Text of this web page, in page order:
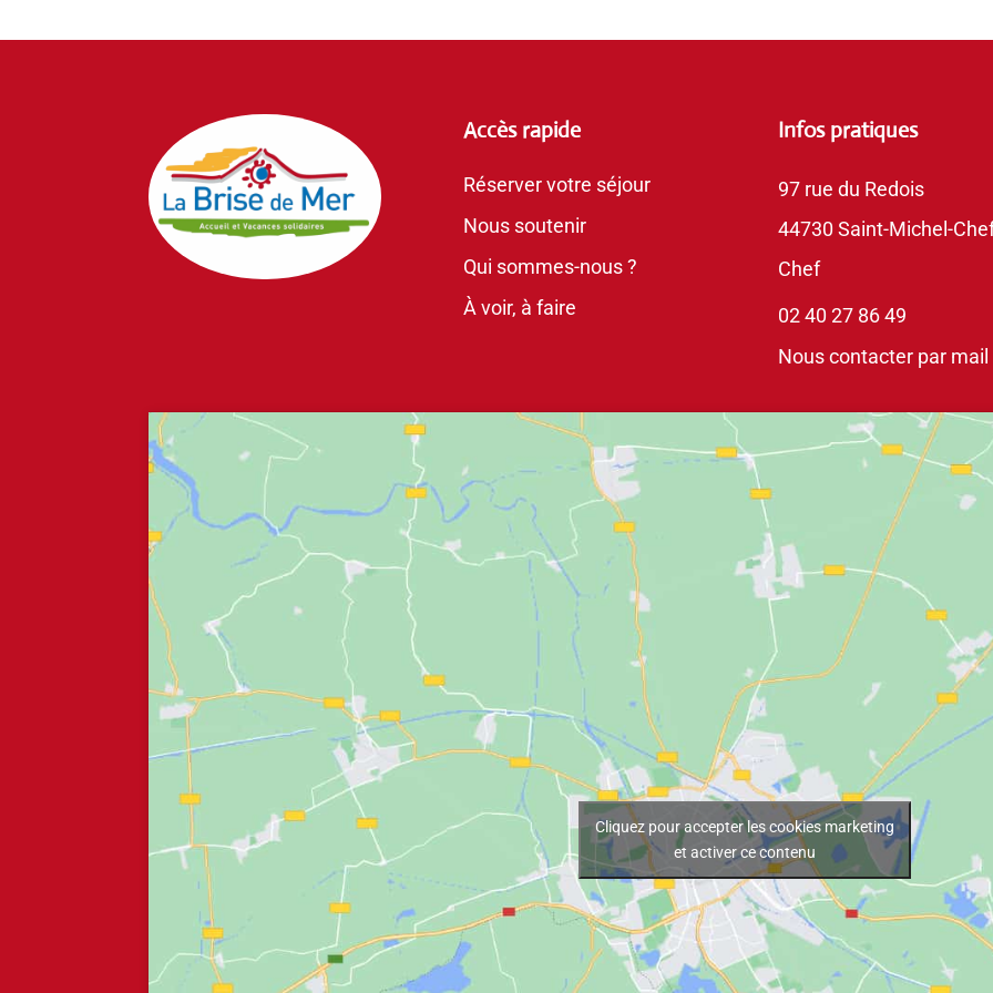
Accès rapide
Réserver votre séjour
Nous soutenir
Qui sommes-nous ?
À voir, à faire
Infos pratiques
97 rue du Redois
44730 Saint-Michel-
Chef
02 40 27 86 49
Nous contacter par mail
Cliquez pour accepter les cookies marketing
et activer ce contenu